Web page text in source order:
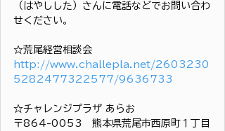
（はやしした）さんに電話などでお問い合わ
せください。
☆荒尾経営相談会
http://www.challepla.net/2603230
5282477322577/9636733
☆チャレンジプラザ あらお
〒864-0053　熊本県荒尾市西原町１丁目